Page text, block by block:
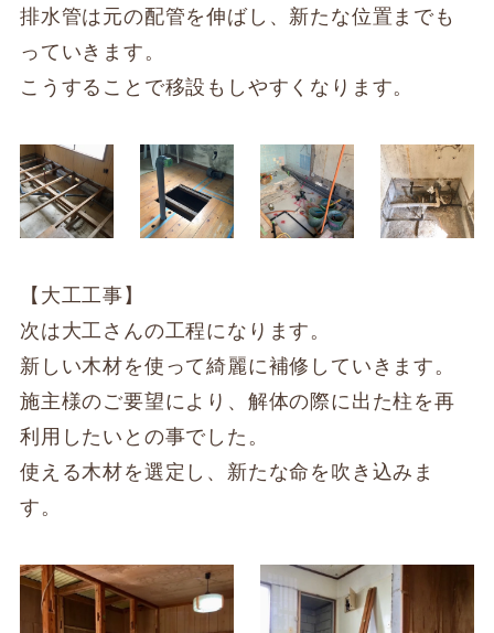
排水管は元の配管を伸ばし、新たな位置までも
っていきます。
こうすることで移設もしやすくなります。
【大工工事】
次は大工さんの工程になります。
新しい木材を使って綺麗に補修していきます。
施主様のご要望により、解体の際に出た柱を再
利用したいとの事でした。
使える木材を選定し、新たな命を吹き込みま
す。